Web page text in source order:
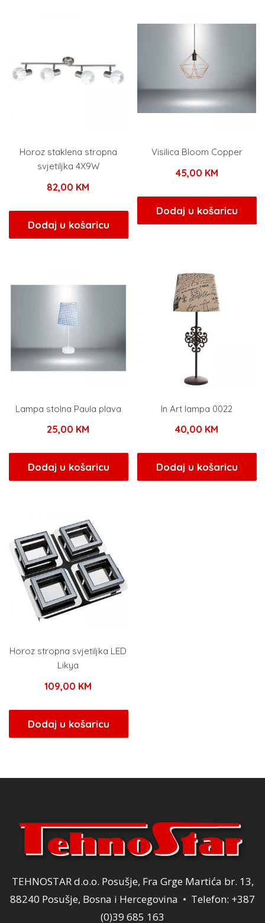
Horoz staklena stropna
svjetiljka 4X9W
82,00 KM
Dodaj u košaricu
Visilica Bloom Copper
45,00 KM
Dodaj u košaricu
Lampa stolna Paula plava
25,00 KM
Dodaj u košaricu
In Art lampa 0022
40,00 KM
Dodaj u košaricu
Horoz stropna svjetiljka LED
Likya
109,00 KM
Dodaj u košaricu
TEHNOSTAR d.o.o. Posušje, Fra Grge Martića br. 13,
88240 Posušje, Bosna i Hercegovina • Telefon: +387
(0)39 685 163